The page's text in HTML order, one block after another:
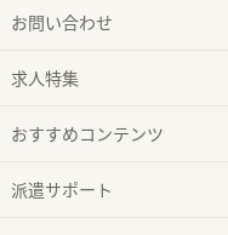
お問い合わせ
求人特集
おすすめコンテンツ
派遣サポート